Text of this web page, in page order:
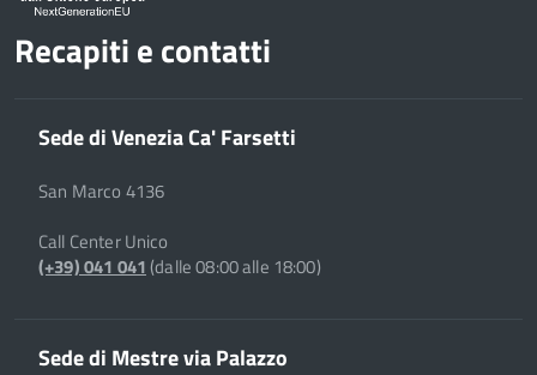
Recapiti e contatti
Sede di Venezia Ca' Farsetti
San Marco 4136
Call Center Unico
(+39) 041 041(dalle 08:00 alle 18:00)
Sede di Mestre via Palazzo